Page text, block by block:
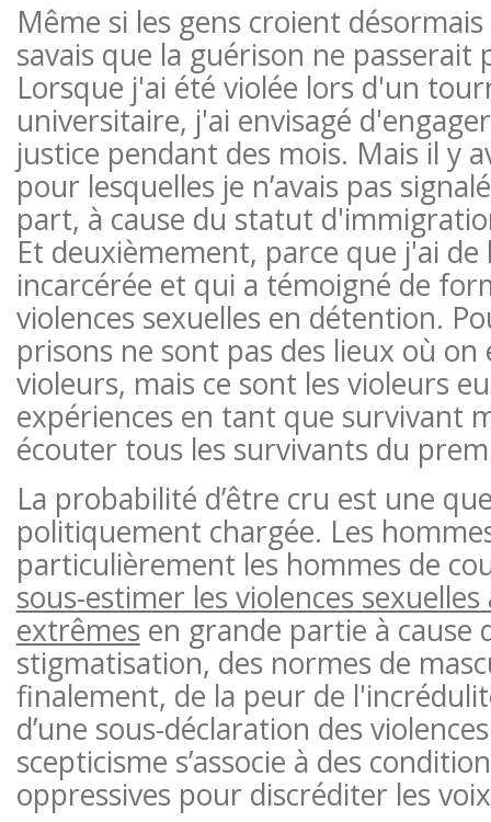
Même si les gens croient
savais que la guérison ne passerait
Lorsque j'ai été violée lors d'un
universitaire, j'ai envisagé
justice pendant des mois. Mais il y
pour lesquelles je n’avais pas
part, à cause du statut
Et deuxièmement, parce que j'ai
incarcérée et qui a témoigné de
violences sexuelles en détention.
prisons ne sont pas des lieux où on
violeurs, mais ce sont les violeurs
expériences en tant que survivant
écouter tous les survivants du
La probabilité d’être cru est une
politiquement chargée. Les
particulièrement les hommes de
sous-estimer les violences
extrêmesen grande partie à cause
stigmatisation, des normes de
finalement, de la peur de
d’une sous-déclaration des
scepticisme s’associe à des
oppressives pour discréditer les